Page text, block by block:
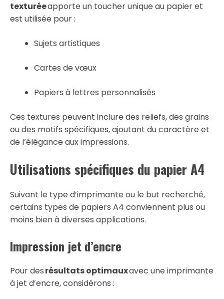
texturéeapporte un toucher unique au papier et
est utilisée pour :
Sujets artistiques
Cartes de vœux
Papiers à lettres personnalisés
Ces textures peuvent inclure des reliefs, des grains
ou des motifs spécifiques, ajoutant du caractère et
de l’élégance aux impressions.
Utilisations spécifiques du papier A4
Suivant le type d’imprimante ou le but recherché,
certains types de papiers A4 conviennent plus ou
moins bien à diverses applications.
Impression jet d’encre
Pour desrésultats optimauxavec une imprimante
à jet d’encre, considérons :